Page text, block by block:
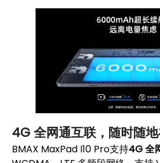
4G 全网通互联，随时随
BMAX MaxPad I10 Pro支持4G 全